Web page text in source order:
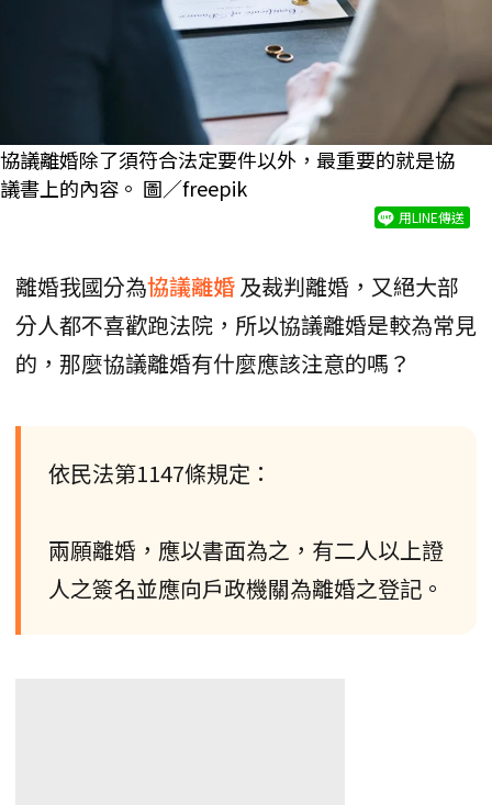
協議離婚除了須符合法定要件以外，最重要的就是協
議書上的內容。 圖／freepik
用LINE傳送
離婚我國分為協議離婚及裁判離婚，又絕大部
分人都不喜歡跑法院，所以協議離婚是較為常見
的，那麼協議離婚有什麼應該注意的嗎？
依民法第1147條規定：
兩願離婚，應以書面為之，有二人以上證
人之簽名並應向戶政機關為離婚之登記。